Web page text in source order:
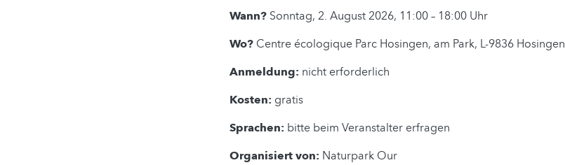
Wann? Sonntag, 2. August 2026, 11:00 – 18:00 Uhr
Wo? Centre écologique Parc Hosingen, am Park, L-9836 Hosingen
Anmeldung: nicht erforderlich
Kosten: gratis
Sprachen: bitte beim Veranstalter erfragen
Organisiert von: Naturpark Our